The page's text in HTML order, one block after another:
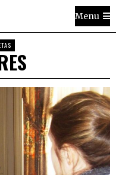
Menu